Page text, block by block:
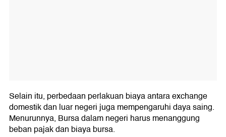
Selain itu, perbedaan perlakuan biaya antara exchange
domestik dan luar negeri juga mempengaruhi daya saing.
Menurunnya, Bursa dalam negeri harus menanggung
beban pajak dan biaya bursa.